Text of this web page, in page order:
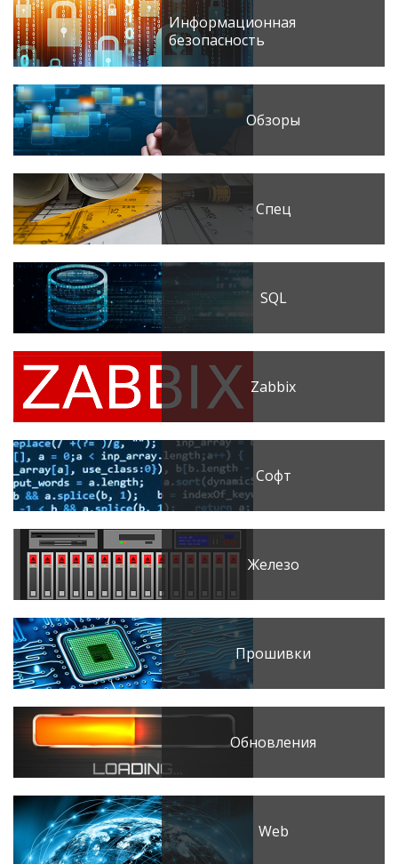
Информационная
безопасность
Обзоры
Спец
SQL
Zabbix
Софт
Железо
Прошивки
Обновления
Web